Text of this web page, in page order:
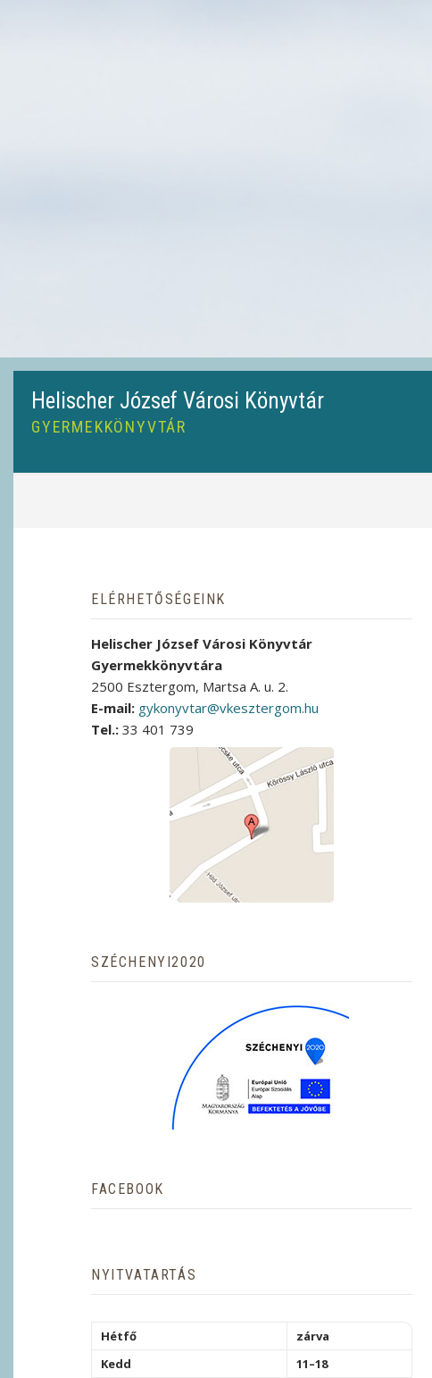
Helischer József Városi Könyvtár
GYERMEKKÖNYVTÁR
ELÉRHETŐSÉGEINK
Helischer József Városi Könyvtár
Gyermekkönyvtára
2500 Esztergom, Martsa A. u. 2.
E-mail: gykonyvtar@vkesztergom.hu
Tel.: 33 401 739
SZÉCHENYI2020
FACEBOOK
NYITVATARTÁS
Hétfő
zárva
Kedd
11–18